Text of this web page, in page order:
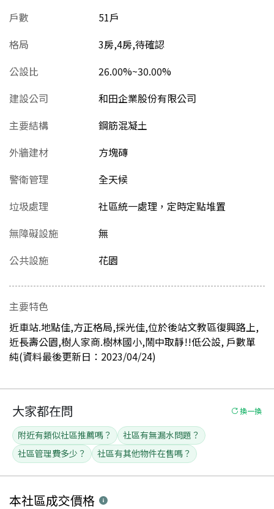
戶數
51戶
格局
3房,4房,待確認
公設比
26.00%~30.00%
建設公司
和田企業股份有限公司
主要結構
鋼筋混凝土
外牆建材
方塊磚
警衛管理
全天候
垃圾處理
社區統一處理，定時定點堆置
無障礙設施
無
公共設施
花園
主要特色
近車站.地點佳,方正格局,採光佳,位於後站文教區復興路上,
近長壽公園,樹人家商.樹林國小,鬧中取靜!!低公設, 戶數單
純(資料最後更新日：2023/04/24)
大家都在問 換一換
附近有類似社區推薦嗎？
社區有無漏水問題？
社區管理費多少？
社區有其他物件在售嗎？
本社區成交價格